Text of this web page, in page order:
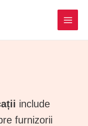
include
furnizorii